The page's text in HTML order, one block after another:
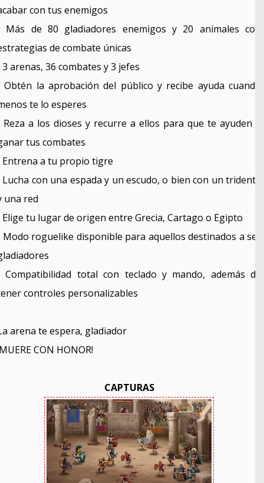
con tus enemigos
Más de 80 gladiadores enemigos y 20 animales con
de combate únicas
3 arenas, 36 combates y 3 jefes
Obtén la aprobación del público y recibe ayuda cuando
te lo esperes
Reza a los dioses y recurre a ellos para que te ayuden a
tus combates
Entrena a tu propio tigre
Lucha con una espada y un escudo, o bien con un tridente
una red
Elige tu lugar de origen entre Grecia, Cartago o Egipto
Modo roguelike disponible para aquellos destinados a ser
Compatibilidad total con teclado y mando, además de
controles personalizables
arena te espera, gladiador
CON HONOR!
CAPTURAS